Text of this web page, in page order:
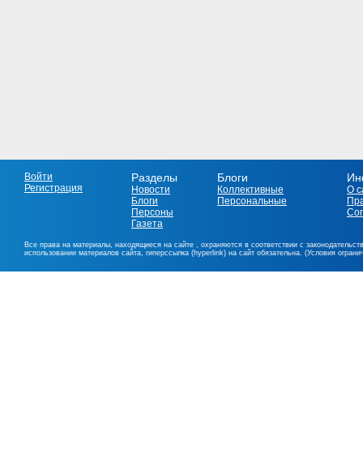
Войти
Регистрация
Разделы
Новости
Блоги
Персоны
Газета
Блоги
Коллективные
Персональные
О
Все права на материалы, находящиеся на сайте , охраняются в соответствии с
использовании материалов сайта, гиперссылка (hyperlink) на сайт обязательна. (Условия